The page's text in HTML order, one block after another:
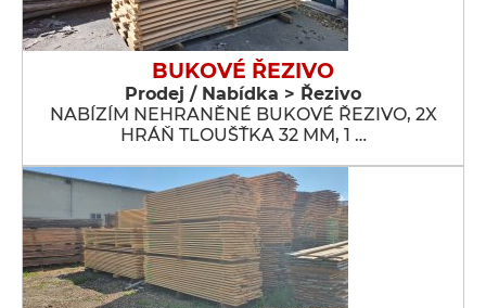
BUKOVÉ ŘEZIVO
Prodej / Nabídka > Řezivo
NABÍZÍM NEHRANĚNÉ BUKOVÉ ŘEZIVO, 2X
HRÁŇ TLOUŠŤKA 32 MM, 1 …